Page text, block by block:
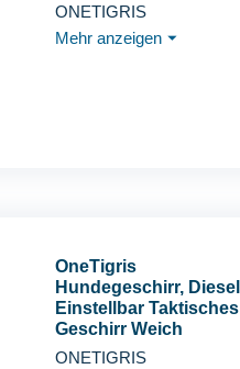
Hunde Jagd Wandern
ONETIGRIS
Mehr anzeigen ⏷
OneTigris
Hundegeschirr, Diesel
Einstellbar Taktisches
Geschirr Weich
Gepolstert
ONETIGRIS